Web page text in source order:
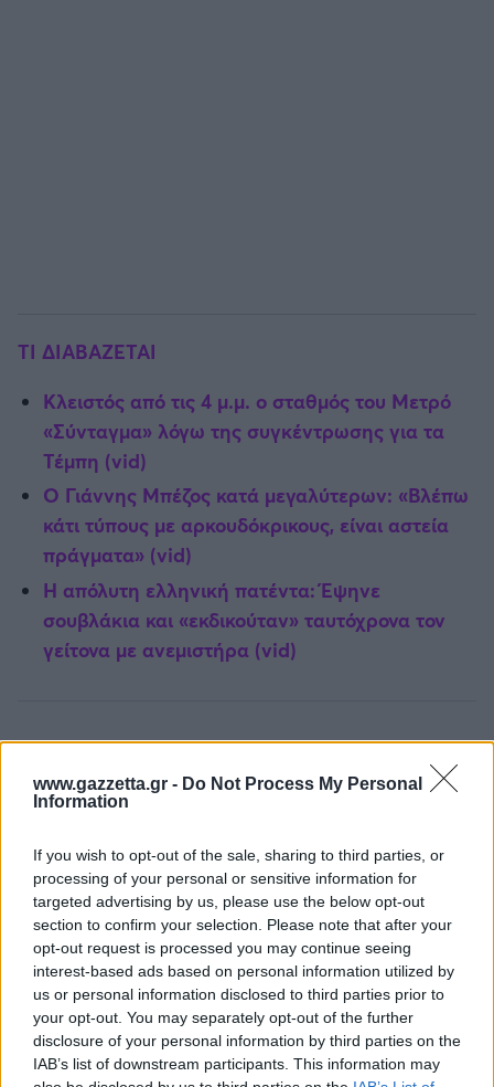
www.gazzetta.gr - Do Not Process My Personal
Information
If you wish to opt-out of the sale, sharing to third parties, or
processing of your personal or sensitive information for
targeted advertising by us, please use the below opt-out
section to confirm your selection. Please note that after your
opt-out request is processed you may continue seeing
interest-based ads based on personal information utilized by
us or personal information disclosed to third parties prior to
your opt-out. You may separately opt-out of the further
disclosure of your personal information by third parties on the
IAB’s list of downstream participants. This information may
ΤΙ ΔΙΑΒΑΖΕΤΑΙ
Κλειστός από τις 4 μ.μ. ο σταθμός του Μετρό
«Σύνταγμα» λόγω της συγκέντρωσης για τα
Τέμπη (vid)
Ο Γιάννης Μπέζος κατά μεγαλύτερων: «Βλέπω
κάτι τύπους με αρκουδόκρικους, είναι αστεία
πράγματα» (vid)
Η απόλυτη ελληνική πατέντα: Έψηνε
σουβλάκια και «εκδικούταν» ταυτόχρονα τον
γείτονα με ανεμιστήρα (vid)
ΔΙΑΒΑΣΕ ΑΚΟΜΗ:
Ένα σπίτι φτιαγμένο από λάστιχα, κουτάκια και
μπουκάλια κρατά 20°C όλο τον χρόνο χωρίς κλιματιστικό
Ιερέας βρήκε νεαρό ζευγάρι σε ερωτικές περιπτύξεις
μέσα σε παρεκκλήσι: Η κίνηση με τα 100 ευρώ που
άφησε τους πάντες άφωνους
Ληστεία αλά «Home Alone» στη Βρετανία: Τσακώθηκαν,
ζήτησαν συγγνώμη από την ταμία και συνελήφθησαν (vid)